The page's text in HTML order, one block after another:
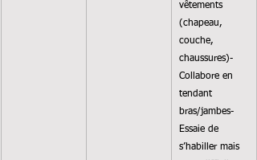
vêtements
(chapeau,
couche,
chaussures)-
Collabore en
tendant
bras/jambes-
Essaie de
s’habiller mais